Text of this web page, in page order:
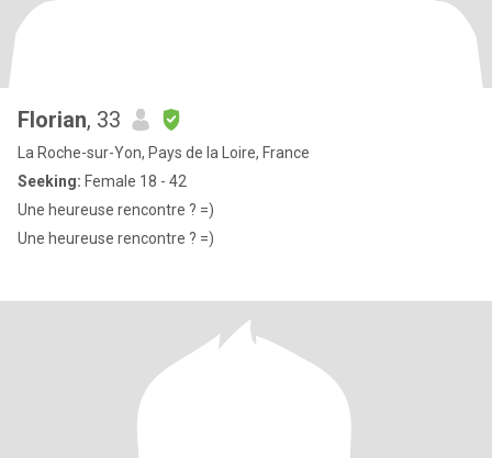
Florian, 33
La Roche-sur-Yon, Pays de la Loire, France
Seeking: Female 18 - 42
Une heureuse rencontre ? =)
Une heureuse rencontre ? =)